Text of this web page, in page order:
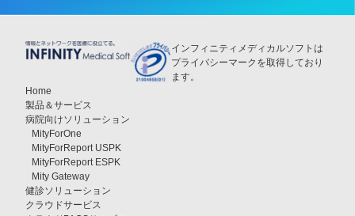
インフィニティメディカルソフトは
プライバシーマークを取得しており
ます。
Home
製品＆サービス
病院向けソリューション
MityForOne
MityForReport USPK
MityForReport ESPK
Mity Gateway
健診ソリューション
クラウドサービス